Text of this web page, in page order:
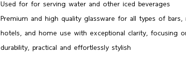
Used for for serving water and other iced beverages
Premium and high quality glassware for all types of bars,
hotels, and home use with exceptional clarity, focusing
durability, practical and effortlessly stylish